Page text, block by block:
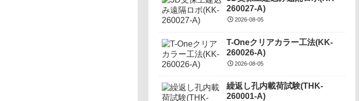
260027-A)
2026-08-05
T-Oneクリアカラー工法(KK-
260026-A)
2026-08-05
繰返し孔内載荷試験(THK-
260001-A)